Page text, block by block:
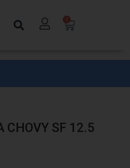
0
CHOVY SF 12.5